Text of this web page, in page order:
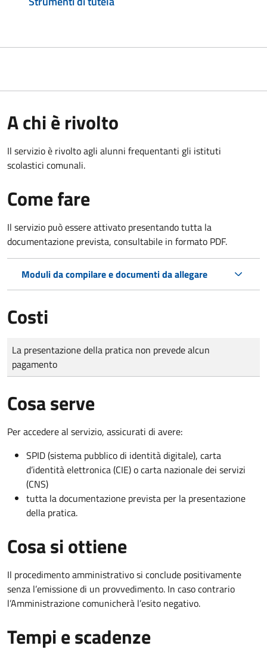
A chi è rivolto
Il servizio è rivolto agli alunni frequentanti gli istituti
scolastici comunali.
Come fare
Il servizio può essere attivato presentando tutta la
documentazione prevista, consultabile in formato PDF.
Moduli da compilare e documenti da allegare
Costi
Tipo di pagamento
Importo
La presentazione della pratica non prevede alcun
pagamento
Cosa serve
Per accedere al servizio, assicurati di avere:
SPID (sistema pubblico di identità digitale), carta
d’identità elettronica (CIE) o carta nazionale dei servizi
(CNS)
tutta la documentazione prevista per la presentazione
della pratica.
Cosa si ottiene
Il procedimento amministrativo si conclude positivamente
senza l’emissione di un provvedimento. In caso contrario
l’Amministrazione comunicherà l’esito negativo.
Tempi e scadenze